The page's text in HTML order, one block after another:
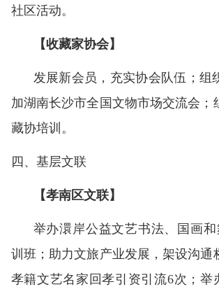
社区活动。
【收藏家协会】
发展新会员，充实协会队伍；组
加湖南长沙市全国文物市场交流会；
藏协培训。
四 、 基层文联
【孝南区文联】
举办澴岸公益文艺书法、国画
训班；助力文旅产业发展，架设沟通
孝籍文艺名家回孝引资引流6次；举